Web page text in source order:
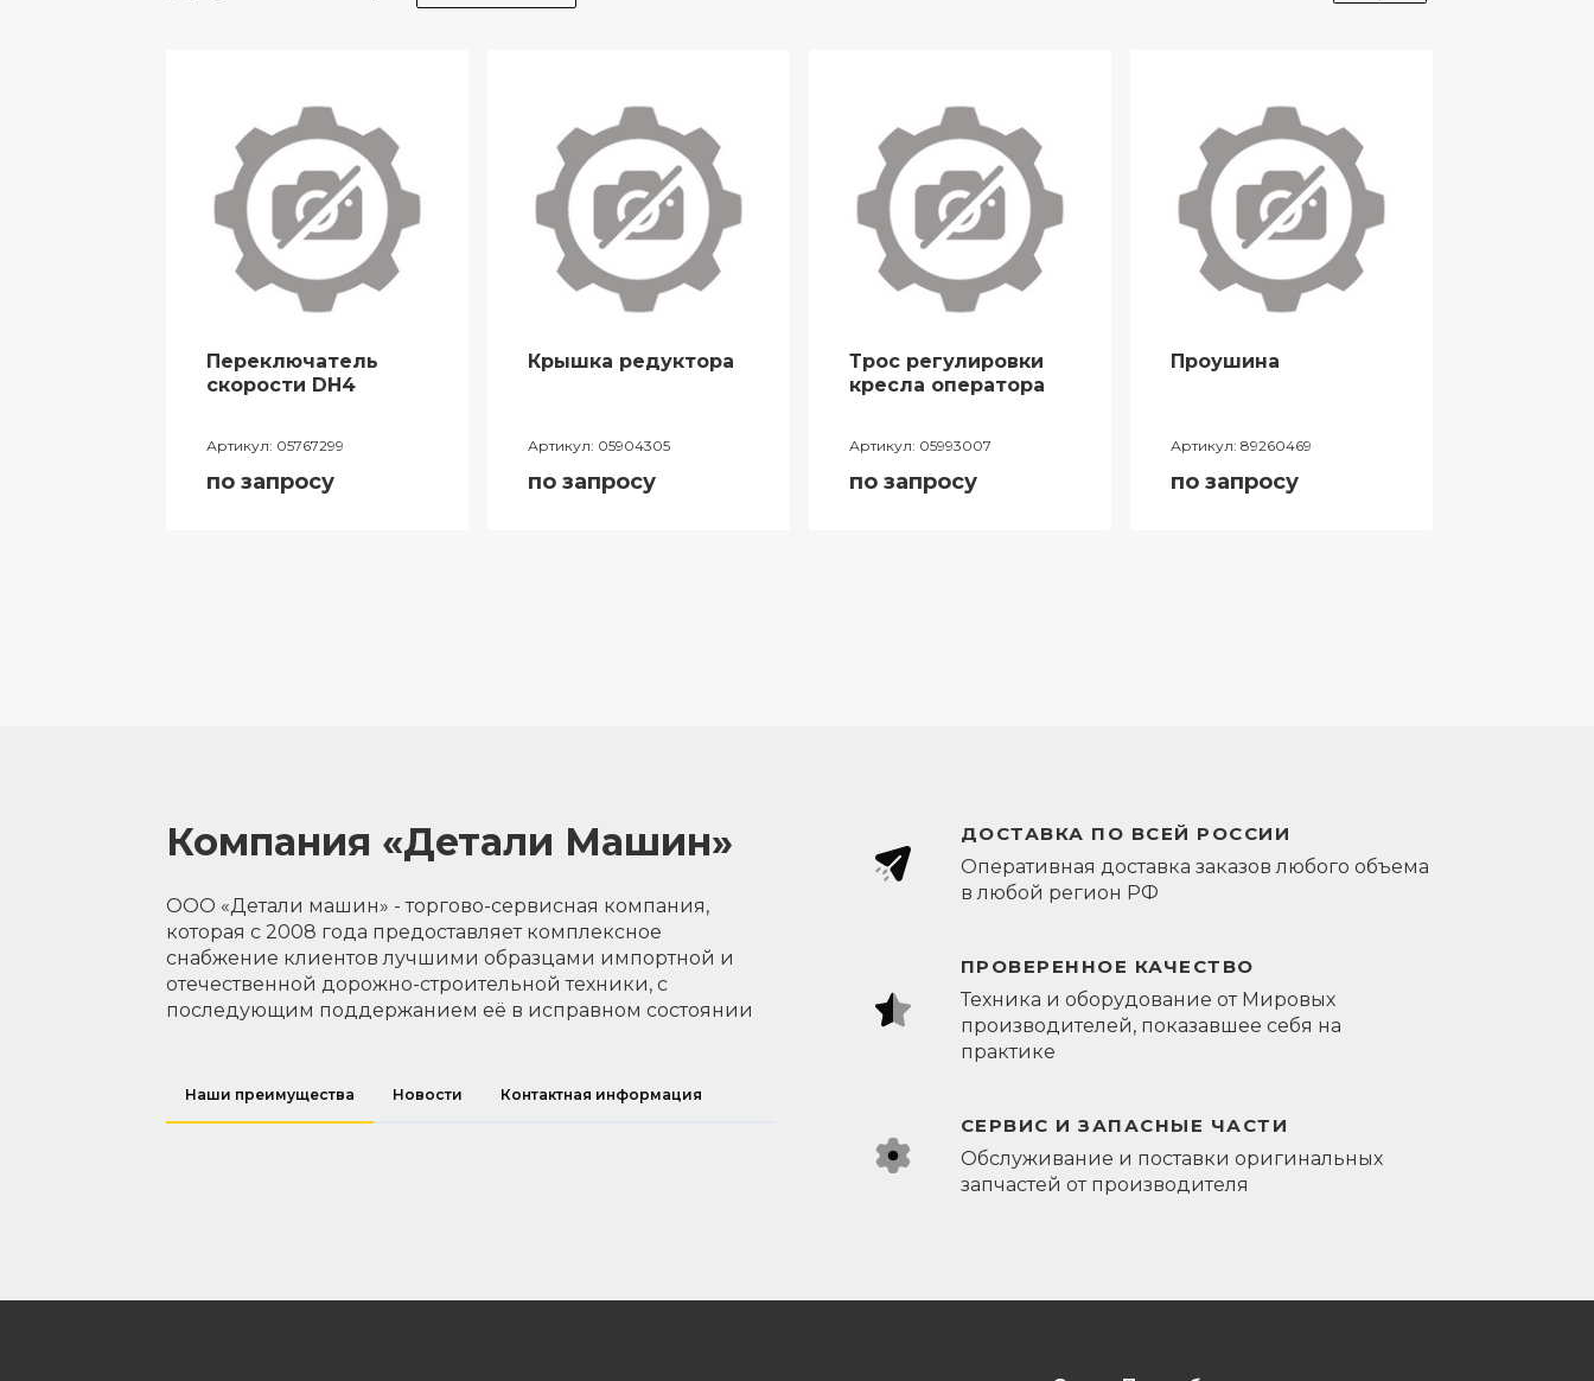
Переключатель
скорости DH4
Артикул: 05767299
по запросу
Крышка редуктора
Артикул: 05904305
по запросу
Трос регулировки
кресла оператора
Артикул: 05993007
по запросу
Проушина
Артикул: 89260469
по запросу
Компания «Детали Машин»
ООО «Детали машин» - торгово-сервисная компания,
которая с 2008 года предоставляет комплексное
снабжение клиентов лучшими образцами импортной и
отечественной дорожно-строительной техники, с
последующим поддержанием её в исправном состоянии
Наши преимущества Новости Контактная информация
ДОСТАВКА ПО ВСЕЙ РОССИИ
Оперативная доставка заказов любого объема
в любой регион РФ
ПРОВЕРЕННОЕ КАЧЕСТВО
Техника и оборудование от Мировых
производителей, показавшее себя на
практике
СЕРВИС И ЗАПАСНЫЕ ЧАСТИ
Обслуживание и поставки оригинальных
запчастей от производителя